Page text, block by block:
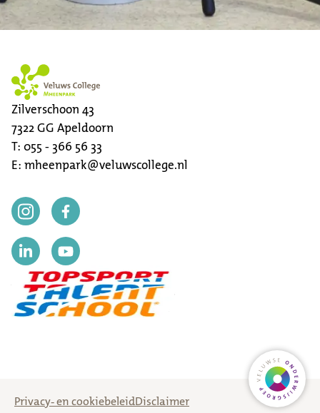
Zilverschoon 43
7322 GG Apeldoorn
T: 055 - 366 56 33
E: mheenpark@veluwscollege.nl
Privacy- en cookiebeleidDisclaimer
Ga